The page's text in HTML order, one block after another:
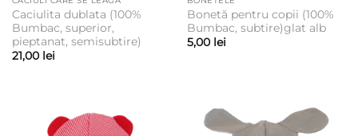
Caciulita dublata (100%
Bumbac, superior,
pieptanat, semisubtire)
21,00 lei
Bonetă pentru copii (100%
Bumbac, subtire)glat alb
5,00 lei